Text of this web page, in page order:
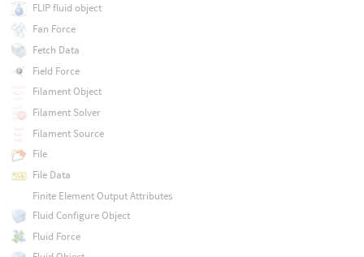
FLIP fluid object
Fan Force
Fetch Data
Field Force
Filament Object
Filament Solver
Filament Source
File
File Data
Finite Element Output Attributes
Fluid Configure Object
Fluid Force